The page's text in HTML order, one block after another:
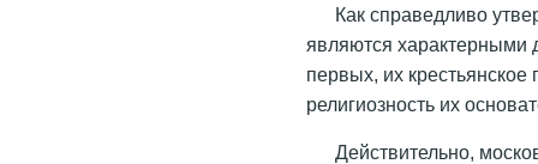
Как справедливо
являются характерными
первых, их
религиозность их
Действительно,